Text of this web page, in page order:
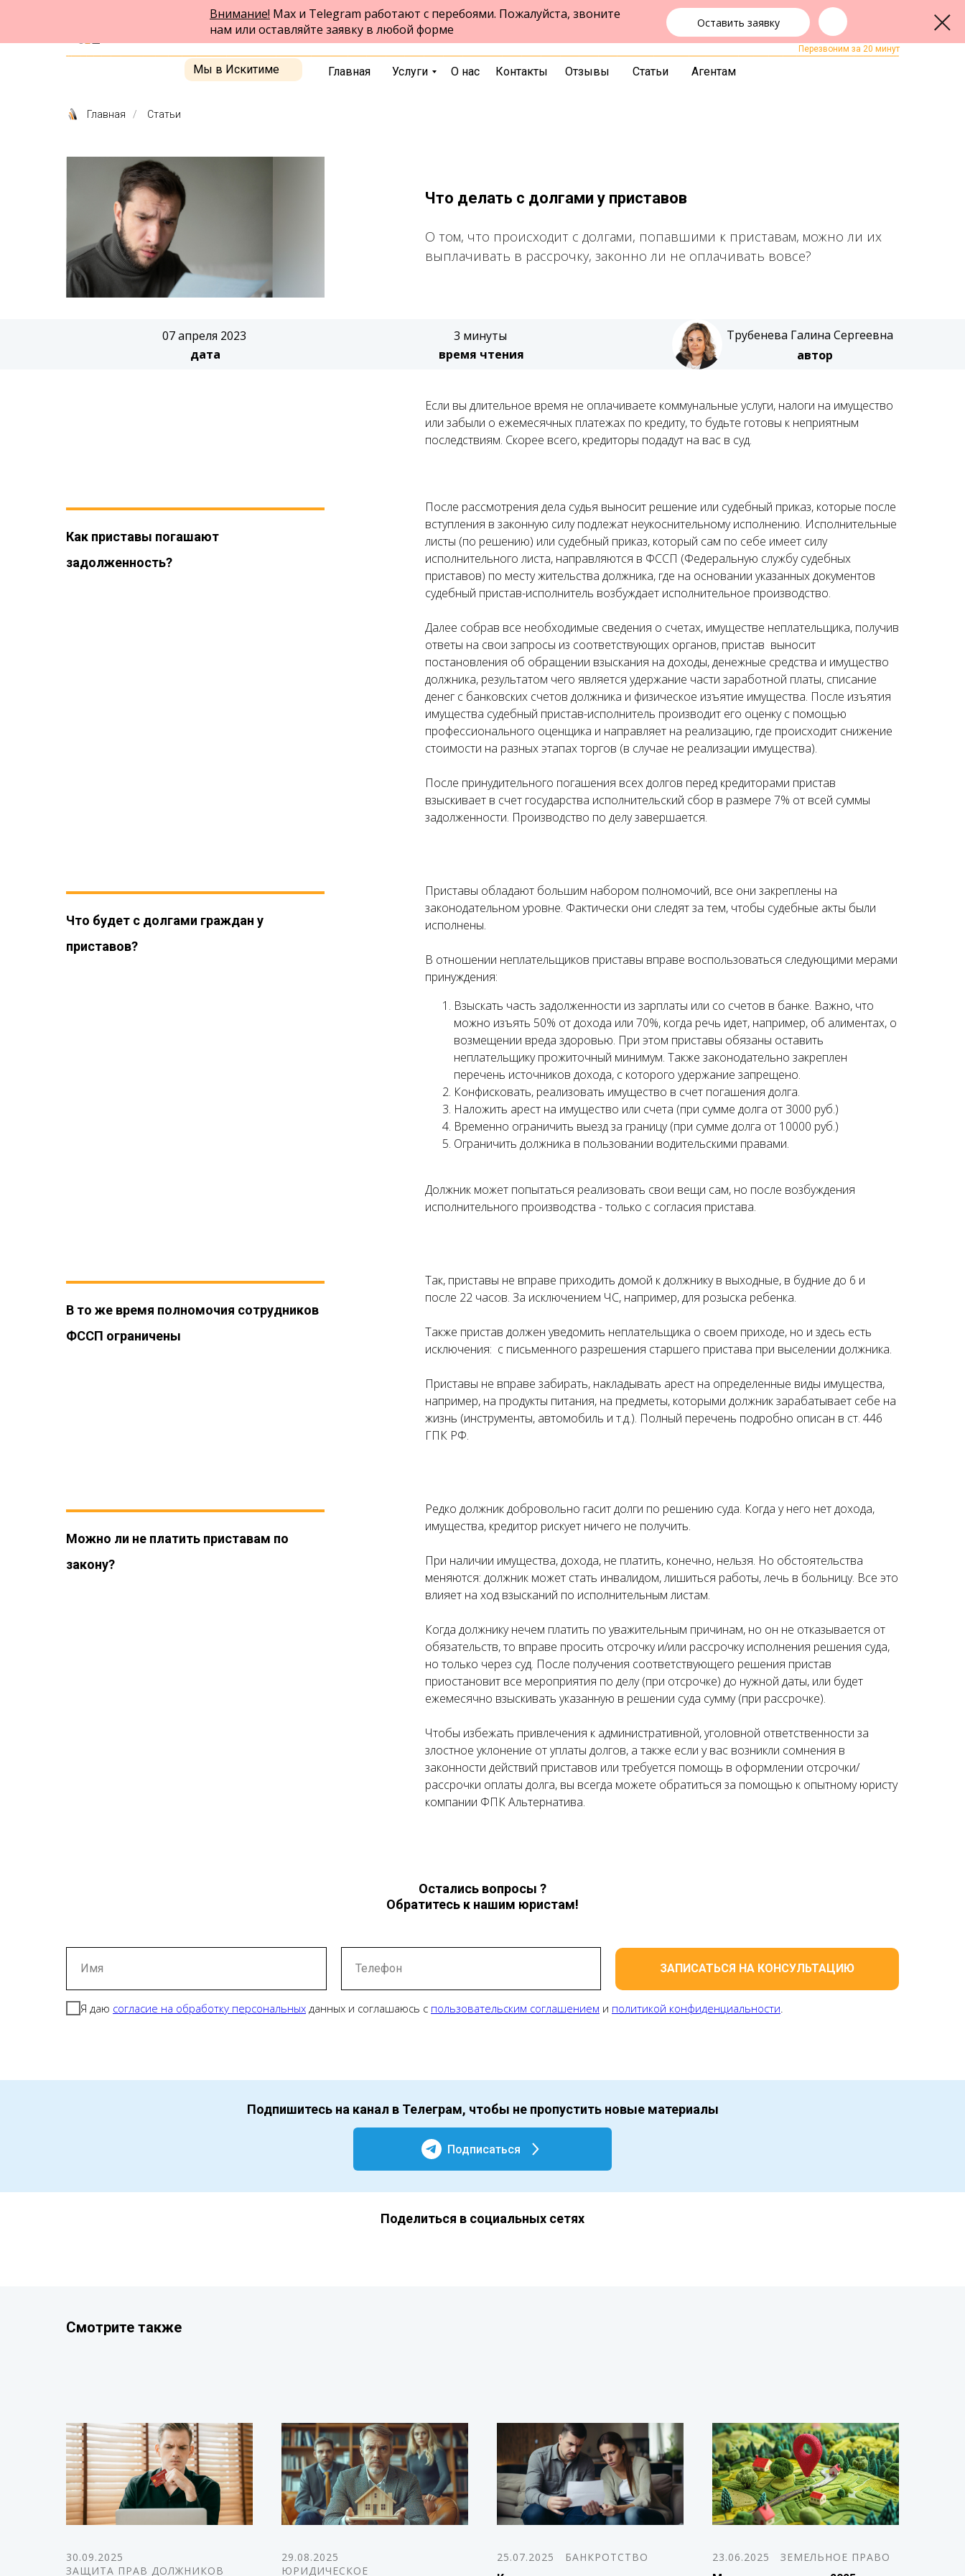
Внимание! Max и Telegram работают с перебоями. Пожалуйста, звоните
нам или оставляйте заявку в любой форме
Оставить заявку ЗАКАЗАТЬ ЗВОНОК
Перезвоним за 20 минут
Главная Услуги О нас Контакты Отзывы Статьи Агентам
Мы в Искитиме
ул. Ленина, 94, 1- ый этаж
Юридическая помощь в Бердске
ФПК Альтернатива
Бердск
выбрать город
+7 (383) 322-24-65
Главная / Статьи
Что делать с долгами у приставов
О том, что происходит с долгами, попавшими к приставам, можно ли их
выплачивать в рассрочку, законно ли не оплачивать вовсе?
07 апреля 2023
дата
3 минуты
время чтения
Трубенева Галина Сергеевна
автор
Если вы длительное время не оплачиваете коммунальные услуги, налоги на имущество
или забыли о ежемесячных платежах по кредиту, то будьте готовы к неприятным
последствиям. Скорее всего, кредиторы подадут на вас в суд.
Как приставы погашают
задолженность?
После рассмотрения дела судья выносит решение или судебный приказ, которые после
вступления в законную силу подлежат неукоснительному исполнению. Исполнительные
листы (по решению) или судебный приказ, который сам по себе имеет силу
исполнительного листа, направляются в ФССП (Федеральную службу судебных
приставов) по месту жительства должника, где на основании указанных документов
судебный пристав-исполнитель возбуждает исполнительное производство.
Далее собрав все необходимые сведения о счетах, имуществе неплательщика, получив
ответы на свои запросы из соответствующих органов, пристав выносит
постановления об обращении взыскания на доходы, денежные средства и имущество
должника, результатом чего является удержание части заработной платы, списание
денег с банковских счетов должника и физическое изъятие имущества. После изъятия
имущества судебный пристав-исполнитель производит его оценку с помощью
профессионального оценщика и направляет на реализацию, где происходит снижение
стоимости на разных этапах торгов (в случае не реализации имущества).
После принудительного погашения всех долгов перед кредиторами пристав
взыскивает в счет государства исполнительский сбор в размере 7% от всей суммы
задолженности. Производство по делу завершается.
Что будет с долгами граждан у
приставов?
Приставы обладают большим набором полномочий, все они закреплены на
законодательном уровне. Фактически они следят за тем, чтобы судебные акты были
исполнены.
В отношении неплательщиков приставы вправе воспользоваться следующими мерами
принуждения:
Взыскать часть задолженности из зарплаты или со счетов в банке. Важно, что
можно изъять 50% от дохода или 70%, когда речь идет, например, об алиментах, о
возмещении вреда здоровью. При этом приставы обязаны оставить
неплательщику прожиточный минимум. Также законодательно закреплен
перечень источников дохода, с которого удержание запрещено.
Конфисковать, реализовать имущество в счет погашения долга.
Наложить арест на имущество или счета (при сумме долга от 3000 руб.)
Временно ограничить выезд за границу (при сумме долга от 10000 руб.)
Ограничить должника в пользовании водительскими правами.
Должник может попытаться реализовать свои вещи сам, но после возбуждения
исполнительного производства - только с согласия пристава.
В то же время полномочия сотрудников
ФССП ограничены
Так, приставы не вправе приходить домой к должнику в выходные, в будние до 6 и
после 22 часов. За исключением ЧС, например, для розыска ребенка.
Также пристав должен уведомить неплательщика о своем приходе, но и здесь есть
исключения: с письменного разрешения старшего пристава при выселении должника.
Приставы не вправе забирать, накладывать арест на определенные виды имущества,
например, на продукты питания, на предметы, которыми должник зарабатывает себе на
жизнь (инструменты, автомобиль и т.д.). Полный перечень подробно описан в ст. 446
ГПК РФ.
Можно ли не платить приставам по
закону?
Редко должник добровольно гасит долги по решению суда. Когда у него нет дохода,
имущества, кредитор рискует ничего не получить.
При наличии имущества, дохода, не платить, конечно, нельзя. Но обстоятельства
меняются: должник может стать инвалидом, лишиться работы, лечь в больницу. Все это
влияет на ход взысканий по исполнительным листам.
Когда должнику нечем платить по уважительным причинам, но он не отказывается от
обязательств, то вправе просить отсрочку и/или рассрочку исполнения решения суда,
но только через суд. После получения соответствующего решения пристав
приостановит все мероприятия по делу (при отсрочке) до нужной даты, или будет
ежемесячно взыскивать указанную в решении суда сумму (при рассрочке).
Чтобы избежать привлечения к административной, уголовной ответственности за
злостное уклонение от уплаты долгов, а также если у вас возникли сомнения в
законности действий приставов или требуется помощь в оформлении отсрочки/
рассрочки оплаты долга, вы всегда можете обратиться за помощью к опытному юристу
компании ФПК Альтернатива.
Остались вопросы ?
Обратитесь к нашим юристам!
Имя Телефон
Я даю согласие на обработку персональных данных и соглашаюсь с пользовательским соглашением и политикой конфиденциальности.
ЗАПИСАТЬСЯ НА КОНСУЛЬТАЦИЮ
Подпишитесь на канал в Телеграм, чтобы не пропустить новые материалы
Подписаться
Поделиться в социальных сетях
Смотрите также
30.09.2025
ЗАЩИТА ПРАВ ДОЛЖНИКОВ
29.08.2025
ЮРИДИЧЕСКОЕ
25.07.2025
БАНКРОТСТВО
23.06.2025
ЗЕМЕЛЬНОЕ ПРАВО